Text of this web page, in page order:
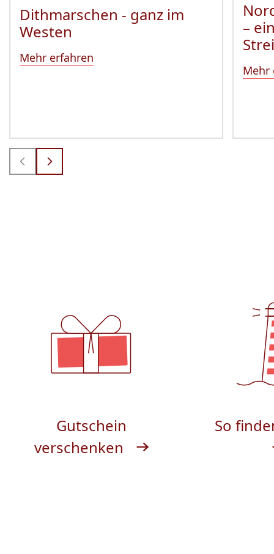
Dithmarschen - ganz im
Westen
Mehr erfahren
–
Mehr
Gutschein
verschenken
So